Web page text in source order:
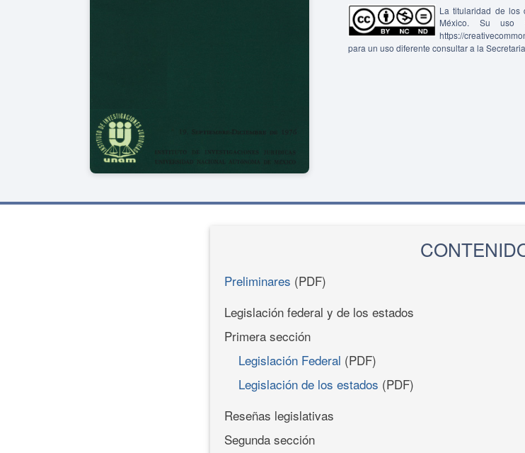
La titularidad de los
México. Su uso
https://
para un uso diferente consultar a la
Preliminares (PDF)
Legislación federal y de los estados
Primera sección
Legislación Federal (PDF)
Legislación de los estados (PDF)
Reseñas legislativas
Segunda sección